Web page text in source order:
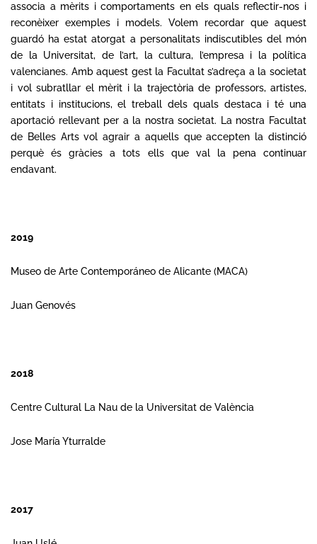
associa a mèrits i comportaments en els quals reflectir-nos i
reconèixer exemples i models. Volem recordar que aquest
guardó ha estat atorgat a personalitats indiscutibles del món
de la Universitat, de l’art, la cultura, l’empresa i la política
valencianes. Amb aquest gest la Facultat s’adreça a la societat
i vol subratllar el mèrit i la trajectòria de professors, artistes,
entitats i institucions, el treball dels quals destaca i té una
aportació rellevant per a la nostra societat. La nostra Facultat
de Belles Arts vol agrair a aquells que accepten la distinció
perquè és gràcies a tots ells que val la pena continuar
endavant.
2019
Museo de Arte Contemporáneo de Alicante (MACA)
Juan Genovés
2018
Centre Cultural La Nau de la Universitat de València
Jose María Yturralde
2017